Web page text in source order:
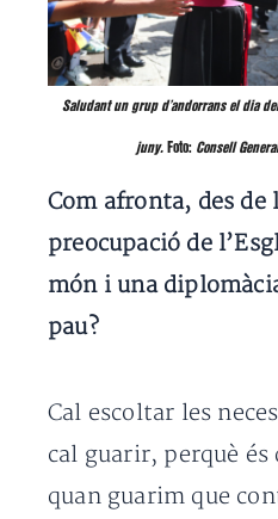
Saludant un grup d’andorrans el dia
juny. Foto: Consell
Com afronta, des de
preocupació de
món i una
pau?
Cal escoltar les
cal guarir, perquè
quan guarim que